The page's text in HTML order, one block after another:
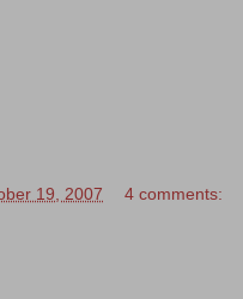
19, 2007 4 comments: